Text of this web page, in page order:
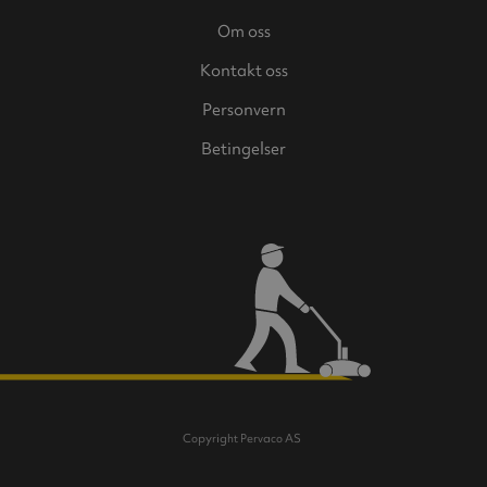
Om oss
Kontakt oss
Personvern
Betingelser
Copyright Pervaco AS